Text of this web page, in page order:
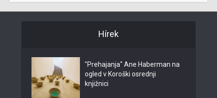
Hírek
"Prehajanja" Ane Haberman na
ogled v Koroški osrednji
knjižnici